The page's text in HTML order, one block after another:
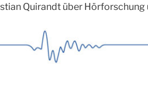
Quirandt über Hörforschung